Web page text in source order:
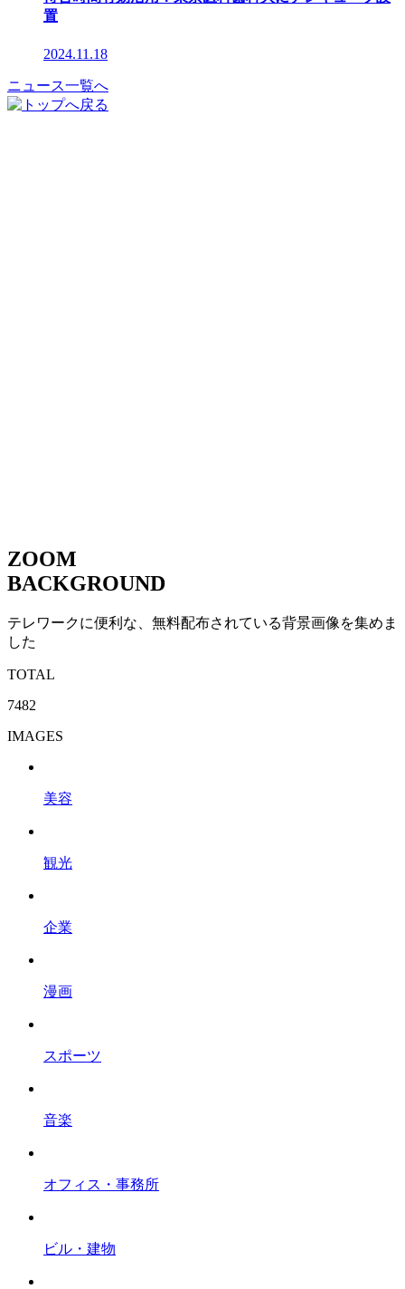
置
2024.11.18
ニュース一覧へ
ZOOM
BACKGROUND
テレワークに便利な、無料配布されている背景画像を集めま
した
TOTAL
7482
IMAGES
美容
観光
企業
漫画
スポーツ
音楽
オフィス・事務所
ビル・建物